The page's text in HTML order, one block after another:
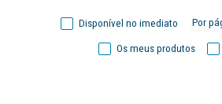
Disponível no imediato
Os meus produtos